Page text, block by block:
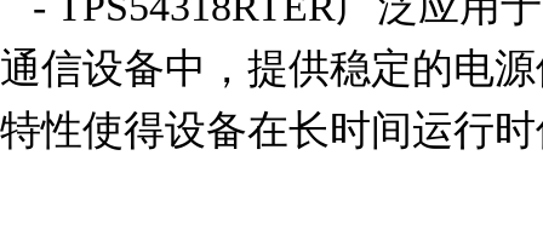
通信设备中，提供稳定的电
特性使得设备在长时间运行